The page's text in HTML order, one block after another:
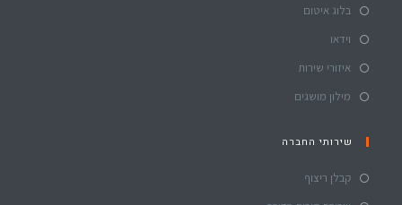
בלוג איטום
וידאו
איזורי שירות
מילון מושגים
שירותי החברה
קבלן ריצוף